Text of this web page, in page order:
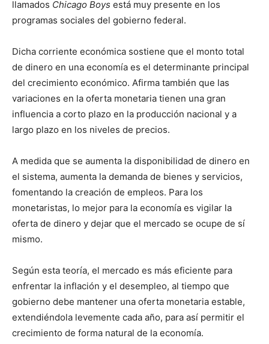
llamados Chicago Boys está muy presente en los
programas sociales del gobierno federal.
Dicha corriente económica sostiene que el monto total
de dinero en una economía es el determinante principal
del crecimiento económico. Afirma también que las
variaciones en la oferta monetaria tienen una gran
influencia a corto plazo en la producción nacional y a
largo plazo en los niveles de precios.
A medida que se aumenta la disponibilidad de dinero en
el sistema, aumenta la demanda de bienes y servicios,
fomentando la creación de empleos. Para los
monetaristas, lo mejor para la economía es vigilar la
oferta de dinero y dejar que el mercado se ocupe de sí
mismo.
Según esta teoría, el mercado es más eficiente para
enfrentar la inflación y el desempleo, al tiempo que
gobierno debe mantener una oferta monetaria estable,
extendiéndola levemente cada año, para así permitir el
crecimiento de forma natural de la economía.